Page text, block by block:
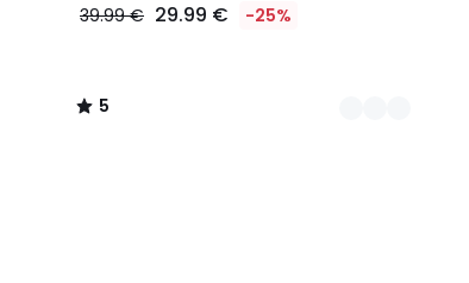
39.99 € 29.99 € -25%
5
/